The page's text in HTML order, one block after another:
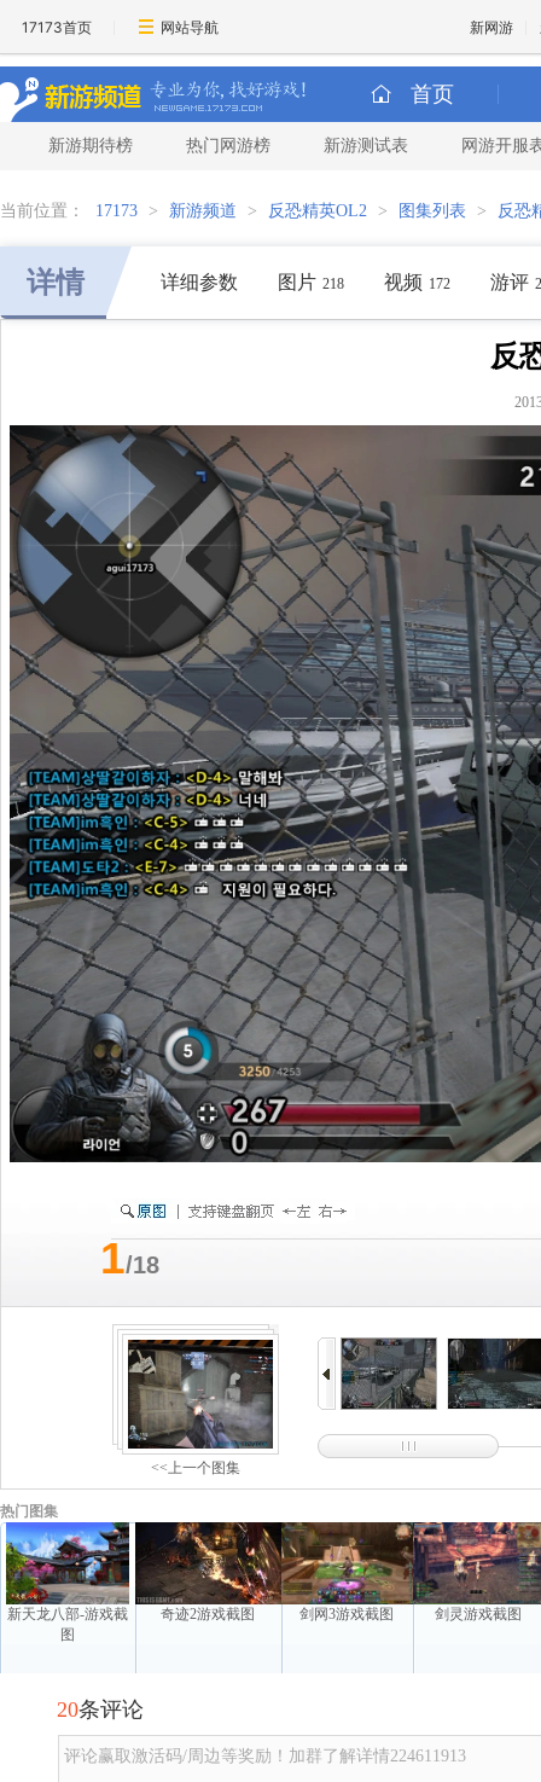
17173首页 网站导航 新网游
首页
新游期待榜 热门网游榜 新游测试表 网游开服
当前位置： 17173 > 新游频道 > 反恐精英OL2 > 图集列表 > 反恐
详情 详细参数 图片 218 视频 172 游评 2
反
1/18
<<上一个图集
热门图集
新天龙八部-游戏截
图
奇迹2游戏截图 剑网3游戏截图 剑灵游戏截图
20条评论
评论赢取激活码/周边等奖励！加群了解详情224611913